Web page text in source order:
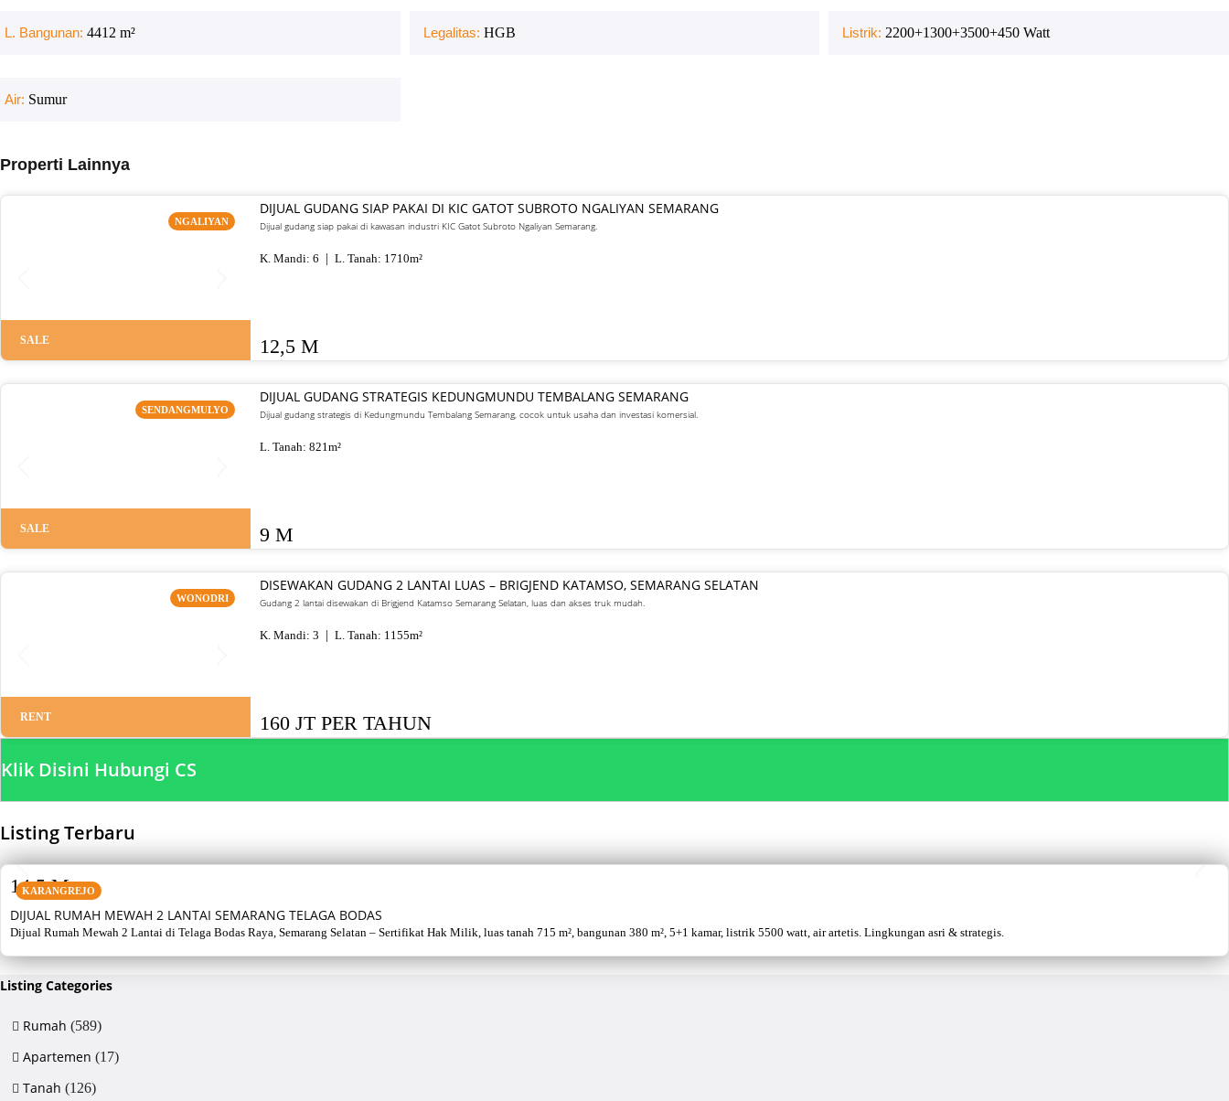
L. Bangunan: 4412 m² Legalitas: HGB Listrik: 2200+1300+3500+450 Watt
Air: Sumur
Properti Lainnya
NGALIYAN
SALE
DIJUAL GUDANG SIAP PAKAI DI KIC GATOT SUBROTO NGALIYAN SEMARANG
Dijual gudang siap pakai di kawasan industri KIC Gatot Subroto Ngaliyan Semarang.
K. Mandi: 6 L. Tanah: 1710m²
12,5 M
SENDANGMULYO
SALE
DIJUAL GUDANG STRATEGIS KEDUNGMUNDU TEMBALANG SEMARANG
Dijual gudang strategis di Kedungmundu Tembalang Semarang, cocok untuk usaha dan investasi komersial.
L. Tanah: 821m²
9 M
WONODRI
RENT
DISEWAKAN GUDANG 2 LANTAI LUAS – BRIGJEND KATAMSO, SEMARANG SELATAN
Gudang 2 lantai disewakan di Brigjend Katamso Semarang Selatan, luas dan akses truk mudah.
K. Mandi: 3 L. Tanah: 1155m²
160 JT PER TAHUN
Klik Disini Hubungi CS
Listing Terbaru
KARANGREJO
DIJUAL RUMAH MEWAH 2 LANTAI SEMARANG TELAGA BODAS
Dijual Rumah Mewah 2 Lantai di Telaga Bodas Raya, Semarang Selatan – Sertifikat Hak Milik, luas tanah 715 m², bangunan 380 m², 5+1 kamar, listrik 5500 watt, air artetis. Lingkungan asri & strategis.
14,5 M
Listing Categories
Rumah (589)
Apartemen (17)
Tanah (126)